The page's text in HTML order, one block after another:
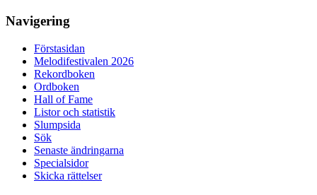
Navigering
Förstasidan
Melodifestivalen 2026
Rekordboken
Ordboken
Hall of Fame
Listor och statistik
Slumpsida
Sök
Senaste ändringarna
Specialsidor
Skicka rättelser